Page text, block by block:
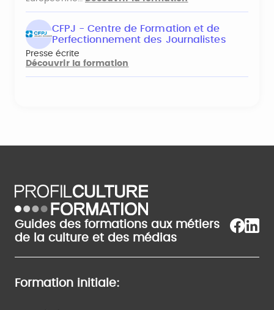
CFPJ - Centre de Formation et de
Perfectionnement des Journalistes
Presse écrite
Découvrir la formation
Guides des formations aux métiers
de la culture et des médias
Formation initiale: